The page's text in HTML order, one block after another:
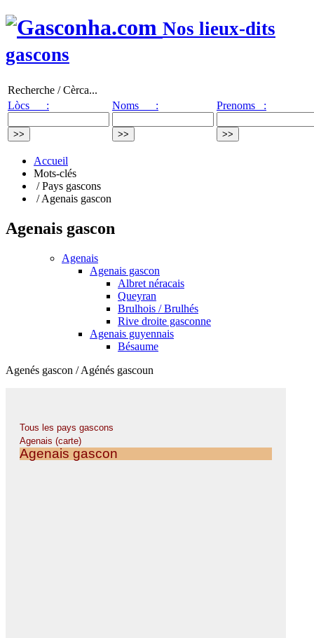
Nos lieux-dits
gascons
Recherche / Cèrca...
Lòcs :
Noms : Prenoms :
Accueil
Mots-clés
/ Pays gascons
/ Agenais gascon
Agenais gascon
Agenais
Agenais gascon
Albret néracais
Queyran
Brulhois / Brulhés
Rive droite gasconne
Agenais guyennais
Bésaume
Agenés gascon / Agénés gascoun